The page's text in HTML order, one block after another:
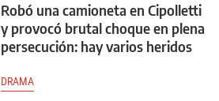
Robó una camioneta en Cipolletti
y provocó brutal choque en plena
persecución: hay varios heridos
DRAMA